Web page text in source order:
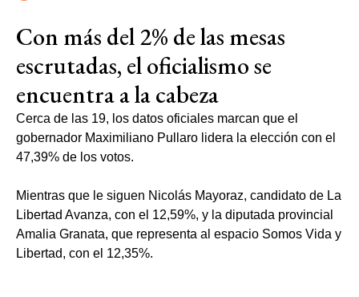
Con más del 2% de las mesas
escrutadas, el oficialismo se
encuentra a la cabeza
Cerca de las 19, los datos oficiales marcan que el
gobernador Maximiliano Pullaro lidera la elección con el
47,39% de los votos.
Mientras que le siguen Nicolás Mayoraz, candidato de La
Libertad Avanza, con el 12,59%, y la diputada provincial
Amalia Granata, que representa al espacio Somos Vida y
Libertad, con el 12,35%.